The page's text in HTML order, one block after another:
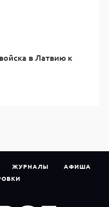
в Латвию к
ЖУРНАЛЫ
АФИША